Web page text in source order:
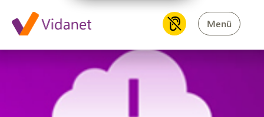
Menü
Szolgáltatás-leállás május 9-